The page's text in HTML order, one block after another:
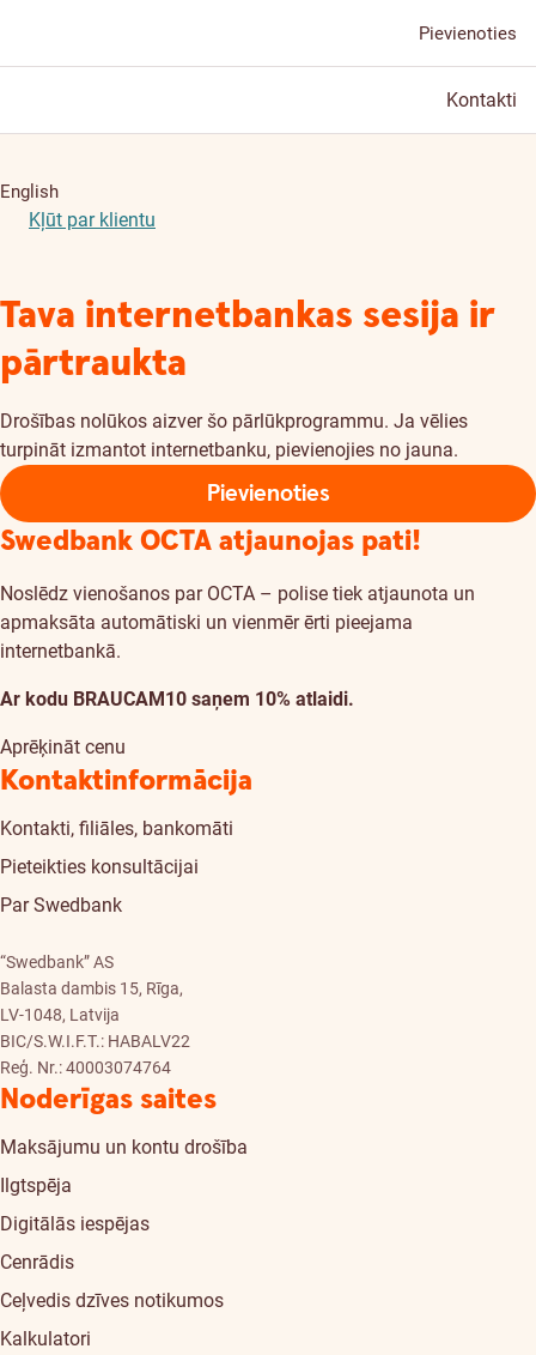
Pievienoties
Kontakti
English
Kļūt par klientu
Tava internetbankas sesija ir
pārtraukta
Drošības nolūkos aizver šo pārlūkprogrammu. Ja vēlies
turpināt izmantot internetbanku, pievienojies no jauna.
Pievienoties
Swedbank OCTA atjaunojas pati!
Noslēdz vienošanos par OCTA – polise tiek atjaunota un
apmaksāta automātiski un vienmēr ērti pieejama
internetbankā.
Ar kodu BRAUCAM10 saņem 10% atlaidi.
Aprēķināt cenu
Kontaktinformācija
Kontakti, filiāles, bankomāti
Pieteikties konsultācijai
Par Swedbank
“Swedbank” AS
Balasta dambis 15, Rīga,
LV-1048, Latvija
BIC/S.W.I.F.T.: HABALV22
Reģ. Nr.: 40003074764
Noderīgas saites
Maksājumu un kontu drošība
Ilgtspēja
Digitālās iespējas
Cenrādis
Ceļvedis dzīves notikumos
Kalkulatori